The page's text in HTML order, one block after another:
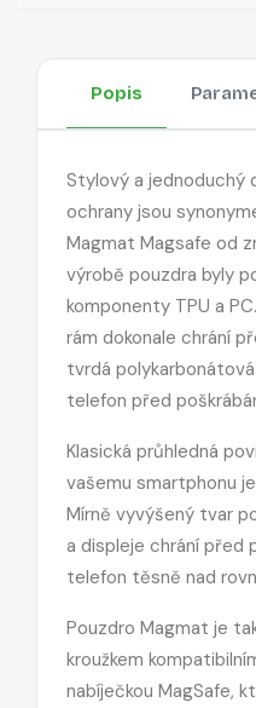
Popis
Stylový a jednoduchý
ochrany jsou
Magmat Magsafe od
výrobě pouzdra byly
komponenty TPU a
rám dokonale chrání
tvrdá
telefon před
Klasická průhledná
vašemu smartphonu
Mírně vyvýšený tvar
a displeje chrání před
telefon těsně nad
Pouzdro Magmat je
kroužkem
nabíječkou MagSafe,